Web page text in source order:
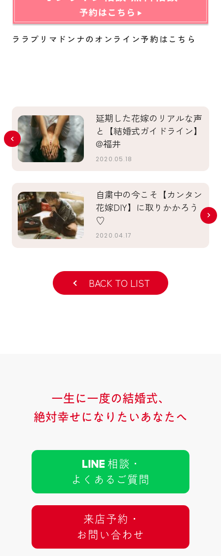
ララプリマドンナのオンライン予約はこちら
延期した花嫁のリアルな声
と【結婚式ガイドライン】
@福井
2020.05.18
自粛中の今こそ【カンタン
花嫁DIY】に取りかかろう
♡
2020.04.17
BACK TO LIST
一生に一度の結婚式、
絶対幸せになりたいあなたへ
相談 ･
よくあるご質問
来店予約 ･
お問い合わせ